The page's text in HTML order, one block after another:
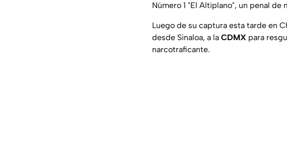
Número 1 "El Altiplano", un penal de
Luego de su captura esta tarde en
desde Sinaloa, a la CDMX para
narcotraficante.